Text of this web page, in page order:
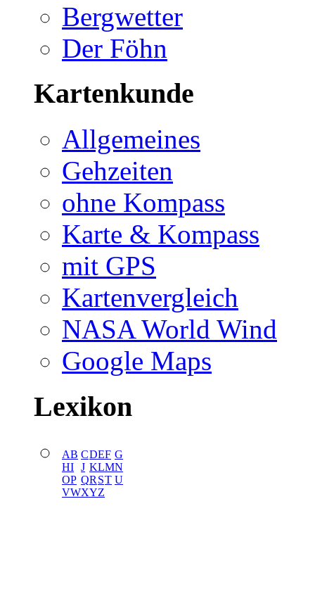
Bergwetter
Der Föhn
Kartenkunde
Allgemeines
Gehzeiten
ohne Kompass
Karte & Kompass
mit GPS
Kartenvergleich
NASA World Wind
Google Maps
Lexikon
AB CDEF G
HI J KLMN
OP QRST U
VWXYZ